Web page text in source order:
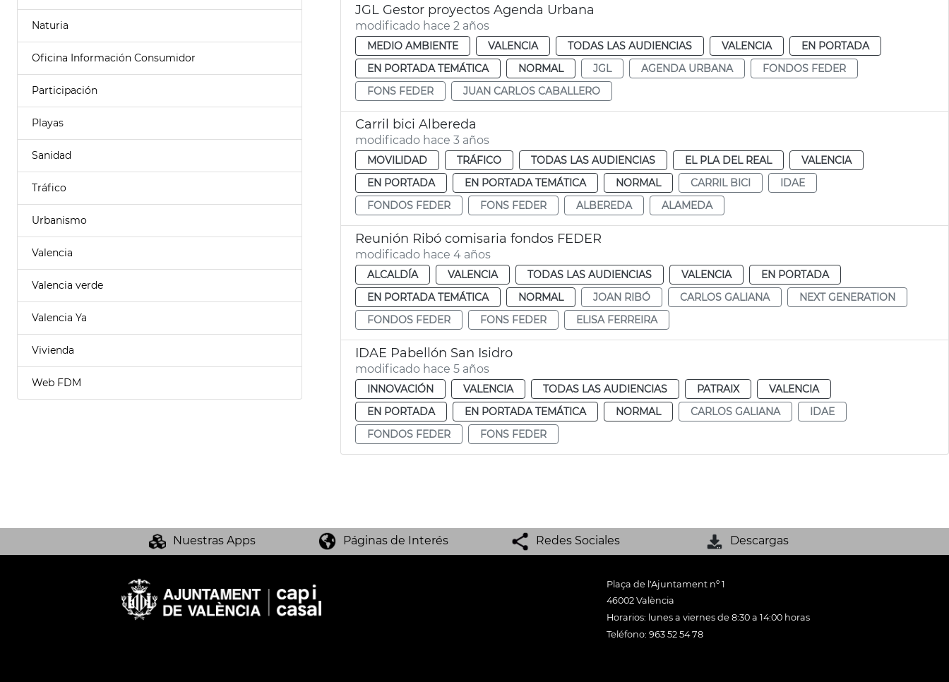
Naturia
Oficina Información Consumidor
Participación
Playas
Sanidad
Tráfico
Urbanismo
Valencia
Valencia verde
Valencia Ya
Vivienda
Web FDM
JGL Gestor proyectos Agenda Urbana
modificado hace 2 años
MEDIO AMBIENTE VALENCIA TODAS LAS AUDIENCIAS VALENCIA
EN PORTADA
EN PORTADA TEMÁTICA
NORMAL JGL AGENDA URBANA
FONDOS FEDER
FONS FEDER
JUAN CARLOS CABALLERO
Carril bici Albereda
modificado hace 3 años
MOVILIDAD TRÁFICO TODAS LAS AUDIENCIAS EL PLA DEL REAL
VALENCIA
EN PORTADA
EN PORTADA TEMÁTICA NORMAL CARRIL BICI
IDAE
FONDOS FEDER
FONS FEDER ALBEREDA ALAMEDA
Reunión Ribó comisaria fondos FEDER
modificado hace 4 años
ALCALDÍA VALENCIA TODAS LAS AUDIENCIAS VALENCIA
EN PORTADA
EN PORTADA TEMÁTICA
NORMAL JOAN RIBÓ CARLOS GALIANA
NEXT GENERATION
FONDOS FEDER
FONS FEDER ELISA FERREIRA
IDAE Pabellón San Isidro
modificado hace 5 años
INNOVACIÓN VALENCIA TODAS LAS AUDIENCIAS PATRAIX
VALENCIA
EN PORTADA
EN PORTADA TEMÁTICA NORMAL CARLOS GALIANA
IDAE
FONDOS FEDER
FONS FEDER
Nuestras Apps Páginas de Interés Redes Sociales Descargas
Plaça de l'Ajuntament nº 1
46002 València
Horarios: lunes a viernes de 8:30 a 14:00 horas
Teléfono: 963 52 54 78